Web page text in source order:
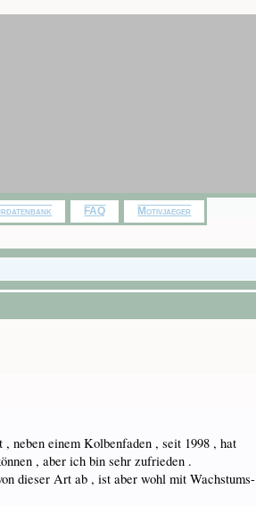
neben einem Kolbenfaden , seit 1998 , hat
, aber ich bin sehr zufrieden .
dieser Art ab , ist aber wohl mit Wachstums-
FAQ Motivjaeger